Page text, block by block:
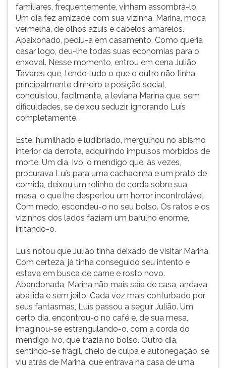
familiares, frequentemente, vinham assombrá-lo.
Um dia fez amizade com sua vizinha, Marina, moça
vermelha, de olhos azuis e cabelos amarelos.
Apaixonado, pediu-a em casamento. Como queria
casar logo, deu-lhe todas suas economias para o
enxoval. Nesse momento, entrou em cena Julião
Tavares que, tendo tudo o que o outro não tinha,
principalmente dinheiro e posição social,
conquistou, facilmente, a leviana Marina que, sem
dificuldades, se deixou seduzir, ignorando Luís
completamente.
Este, humilhado e ludibriado, mergulhou no abismo
interior da derrota, adquirindo impulsos mórbidos de
morte. Um dia, Ivo, o mendigo que, às vezes,
procurava Luís para uma cachacinha e um prato de
comida, deixou um rolinho de corda sobre sua
mesa, o que lhe despertou um horror incontrolável.
Com medo, escondeu-o no seu bolso. Os ratos e os
vizinhos dos lados faziam um barulho enorme,
irritando-o.
Luís notou que Julião tinha deixado de visitar Marina.
Com certeza, já tinha conseguido seu intento e
estava em busca de carne e rosto novo.
Abandonada, Marina não mais saía de casa, andava
abatida e sem jeito. Cada vez mais conturbado por
seus fantasmas, Luís passou a seguir Julião. Um
certo dia, encontrou-o no café e, de sua mesa,
imaginou-se estrangulando-o, com a corda do
mendigo Ivo, que trazia no bolso. Outro dia,
sentindo-se frágil, cheio de culpa e autonegação, se
viu atrás de Marina, que entrava na casa de uma